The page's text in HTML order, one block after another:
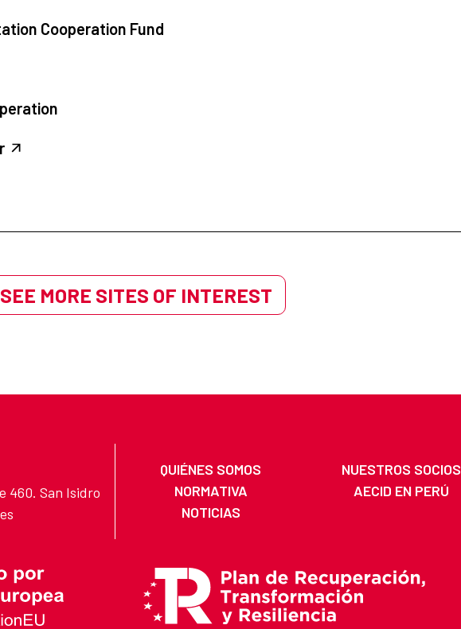
Cooperation Fund
SEE MORE SITES OF INTEREST
460. San Isidro
QUIÉNES SOMOS NUESTROS SOCIOS
NORMATIVA
AECID EN PERÚ
NOTICIAS